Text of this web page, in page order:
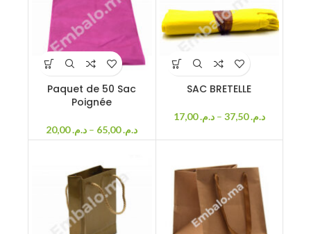
Paquet de 50 Sac
Poignée
د.م.20,00 – د.م.65,00
SAC BRETELLE
د.م.17,00 – د.م.37,50